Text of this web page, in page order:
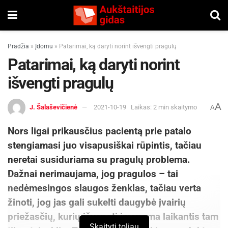
Pradžia » Įdomu » Patarimai, ką daryti norint išvengti pragulų
Patarimai, ką daryti norint
išvengti pragulų
J. Šalaševičienė 2021-10-19 Laikas: 2 min skaitymo AA
Nors ligai prikausčius pacientą prie patalo
stengiamasi juo visapusiškai rūpintis, tačiau
neretai susiduriama su pragulų problema.
Dažnai nerimaujama, jog pragulos – tai
nedėmesingos slaugos ženklas, tačiau verta
žinoti, jog jas gali sukelti daugybė įvairių
priežasčių, kurių išvengti įmanoma laikantis tam